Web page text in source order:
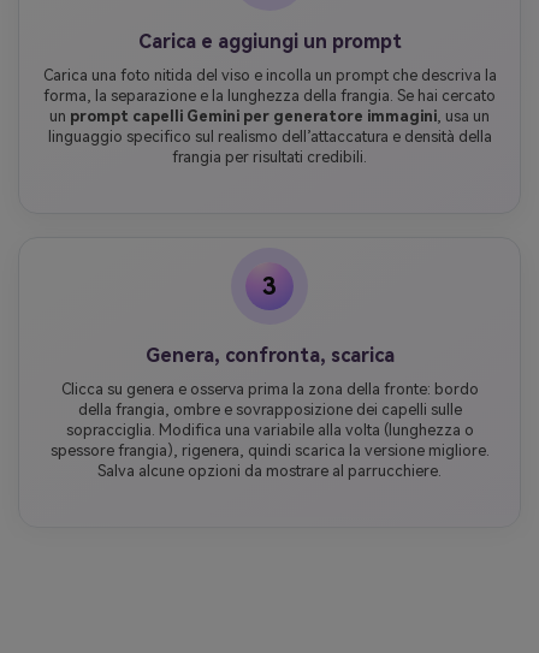
Carica e aggiungi un prompt
Carica una foto nitida del viso e incolla un prompt che descriva la
forma, la separazione e la lunghezza della frangia. Se hai cercato
un prompt capelli Gemini per generatore immagini , usa un
linguaggio specifico sul realismo dell’attaccatura e densità della
frangia per risultati credibili.
3
Genera, confronta, scarica
Clicca su genera e osserva prima la zona della fronte: bordo
della frangia, ombre e sovrapposizione dei capelli sulle
sopracciglia. Modifica una variabile alla volta (lunghezza o
spessore frangia), rigenera, quindi scarica la versione migliore.
Salva alcune opzioni da mostrare al parrucchiere.